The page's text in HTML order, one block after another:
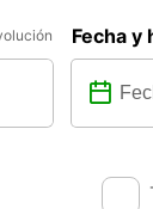
Fecha y